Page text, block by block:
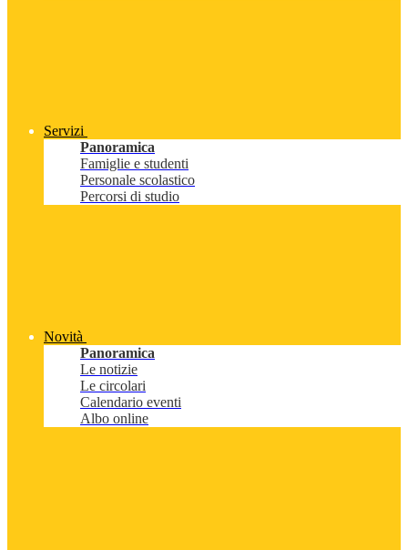
Servizi
Panoramica
Famiglie e studenti
Personale scolastico
Percorsi di studio
Novità
Panoramica
Le notizie
Le circolari
Calendario eventi
Albo online